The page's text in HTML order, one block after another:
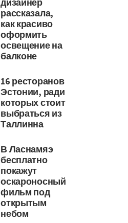
рассказала,
как красиво
оформить
освещение на
балконе
16 ресторанов
Эстонии, ради
которых стоит
выбраться из
Таллинна
В Ласнамяэ
бесплатно
покажут
оскароносный
фильм под
открытым
небом